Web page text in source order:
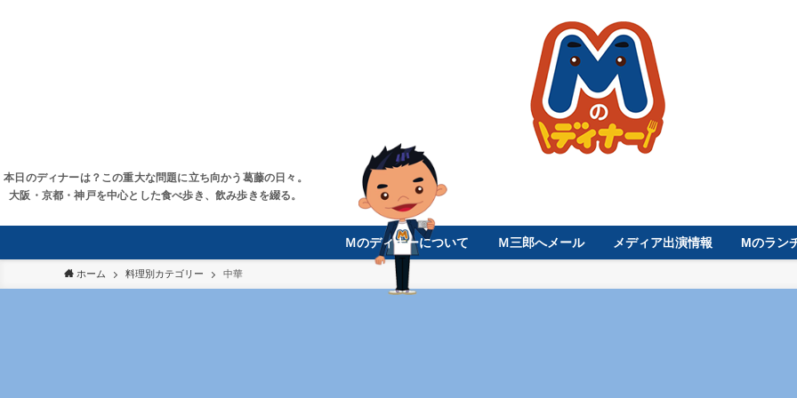
本日のディナーは？この重大な問題に立ち向かう葛藤の日々。
大阪・京都・神戸を中心とした食べ歩き、飲み歩きを綴る。
Ｍのディナーについて Ｍ三郎へメール メディア出演情報 Mのラン
ホーム 料理別カテゴリー 中華